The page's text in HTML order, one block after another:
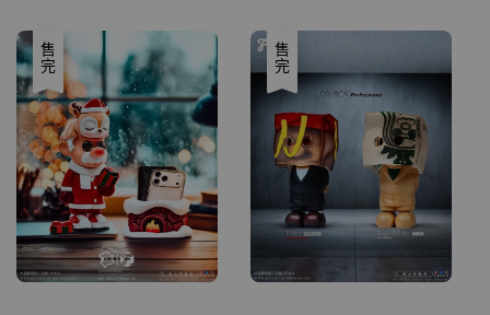
售完 售完